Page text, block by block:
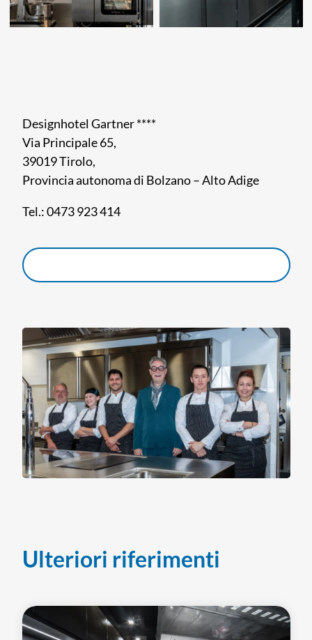
Designhotel Gartner ****
Via Principale 65,
39019 Tirolo,
Provincia autonoma di Bolzano – Alto Adige
Tel.: 0473 923 414
Ulteriori riferimenti